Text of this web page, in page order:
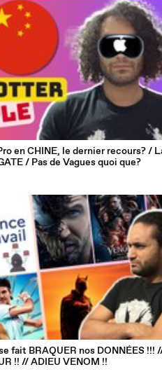
en CHINE, le dernier recours? /
/ Pas de Vagues quoi que?
fait BRAQUER nos DONNÉES !!!
!! // ADIEU VENOM !!